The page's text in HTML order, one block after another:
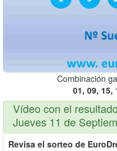
Combinación
01, 09, 15,
Vídeo con el
Jueves 11 de
Revisa el sorteo de